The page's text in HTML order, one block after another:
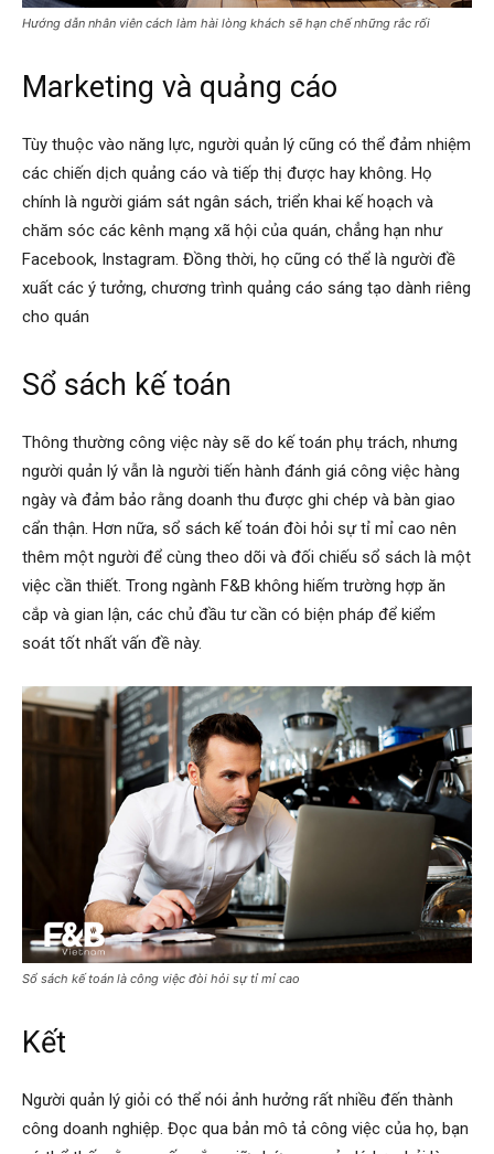
Hướng dẫn nhân viên cách làm hài lòng khách sẽ hạn chế những rắc rối
Marketing và quảng cáo
Tùy thuộc vào năng lực, người quản lý cũng có thể đảm nhiệm
các chiến dịch quảng cáo và tiếp thị được hay không. Họ
chính là người giám sát ngân sách, triển khai kế hoạch và
chăm sóc các kênh mạng xã hội của quán, chẳng hạn như
Facebook, Instagram. Đồng thời, họ cũng có thể là người đề
xuất các ý tưởng, chương trình quảng cáo sáng tạo dành riêng
cho quán
Sổ sách kế toán
Thông thường công việc này sẽ do kế toán phụ trách, nhưng
người quản lý vẫn là người tiến hành đánh giá công việc hàng
ngày và đảm bảo rằng doanh thu được ghi chép và bàn giao
cẩn thận. Hơn nữa, sổ sách kế toán đòi hỏi sự tỉ mỉ cao nên
thêm một người để cùng theo dõi và đối chiếu sổ sách là một
việc cần thiết. Trong ngành F&B không hiếm trường hợp ăn
cắp và gian lận, các chủ đầu tư cần có biện pháp để kiểm
soát tốt nhất vấn đề này.
Sổ sách kế toán là công việc đòi hỏi sự tỉ mỉ cao
Kết
Người quản lý giỏi có thể nói ảnh hưởng rất nhiều đến thành
công doanh nghiệp. Đọc qua bản mô tả công việc của họ, bạn